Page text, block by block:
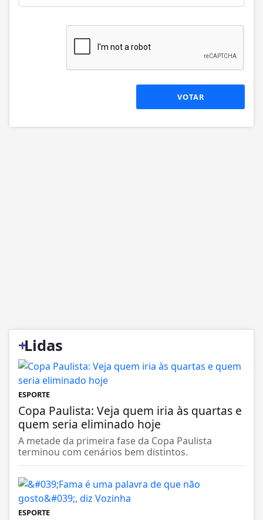
VOTAR
+
Lidas
ESPORTE
Copa Paulista: Veja quem iria às quartas e
quem seria eliminado hoje
A metade da primeira fase da Copa Paulista
terminou com cenários bem distintos.
ESPORTE